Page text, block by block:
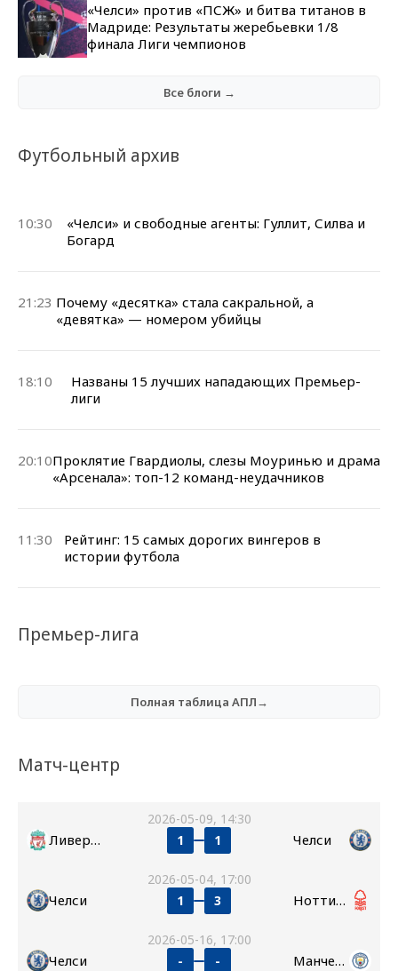
«Челси» против «ПСЖ» и битва титанов в
Мадриде: Результаты жеребьевки 1/8
финала Лиги чемпионов
Все блоги →
Футбольный архив
10:30
«Челси» и свободные агенты: Гуллит, Силва и
Богард
21:23 Почему «десятка» стала сакральной, а
«девятка» — номером убийцы
18:10
Названы 15 лучших нападающих Премьер-
лиги
20:10Проклятие Гвардиолы, слезы Моуринью и драма
«Арсенала»: топ-12 команд-неудачников
11:30
Рейтинг: 15 самых дорогих вингеров в
истории футбола
Премьер-лига
Полная таблица АПЛ→
Матч-центр
2026-05-09, 14:30
Ливерпуль 1 1 Челси
2026-05-04, 17:00
Челси 1 3 Ноттингем Форест
2026-05-16, 17:00
Челси - - Манчестер Сити